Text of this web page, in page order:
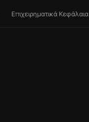
Επιχειρηματικά Κεφάλαια